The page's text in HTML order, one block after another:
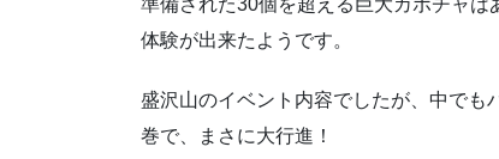
準備された30個を超える巨大カボチャ
体験が出来たようです。
盛沢山のイベント内容でしたが、中でも
巻で、まさに大行進！